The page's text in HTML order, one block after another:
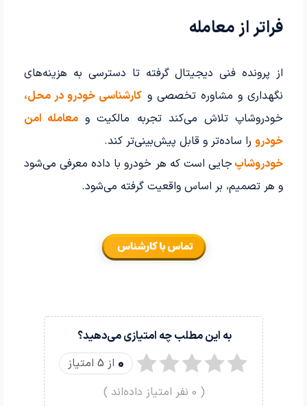
فراتر از معامله
از پرونده فنی دیجیتال گرفته تا دسترسی به هزینه‌های
نگهداری و مشاوره تخصصی و کارشناسی خودرو در محل،
خودروشاپ تلاش می‌کند تجربه مالکیت و معامله امن
خودرو را ساده‌تر و قابل پیش‌بینی‌تر کند.
خودروشاپ جایی است که هر خودرو با داده معرفی می‌شود
و هر تصمیم، بر اساس واقعیت گرفته می‌شود.
به این مطلب چه امتیازی می‌دهید؟
0 از 5 امتیاز
(
0 نفر امتیاز داده‌اند )